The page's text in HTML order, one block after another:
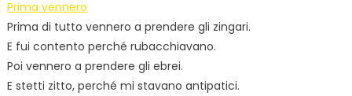
Prima vennero
Prima di tutto vennero a prendere gli zingari.
E fui contento perché rubacchiavano.
Poi vennero a prendere gli ebrei.
E stetti zitto, perché mi stavano antipatici.